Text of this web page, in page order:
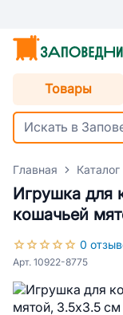
Товары
Главная Каталог
Игрушка для
кошачьей
0
Арт. 10922-8775